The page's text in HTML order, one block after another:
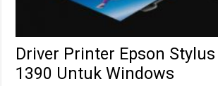
Driver Printer Epson
1390 Untuk Windows